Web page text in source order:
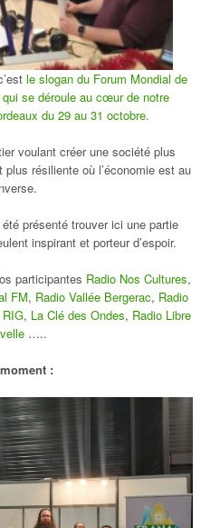
le slogan du Forum Mondial de
se déroule au cœur de notre
du 29 au 31 octobre.
voulant créer une société plus
résiliente où l’économie est au
présenté trouver ici une partie
inspirant et porteur d’espoir.
participantes Radio Nos Cultures,
FM, Radio Vallée Bergerac, Radio
RIG, La Clé des Ondes, Radio Libre
…..
: